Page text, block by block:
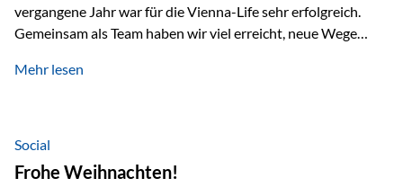
vergangene Jahr war für die Vienna-Life sehr erfolgreich.
Gemeinsam als Team haben wir viel erreicht, neue Wege
Veranstaltungen wie der Schnifisschnauf, aber auch unsere
starkes Miteinander ist. Neben diesen gemeinsamen
Erlebnissen konnten wir…
Mehr lesen
Social
Frohe Weihnachten!